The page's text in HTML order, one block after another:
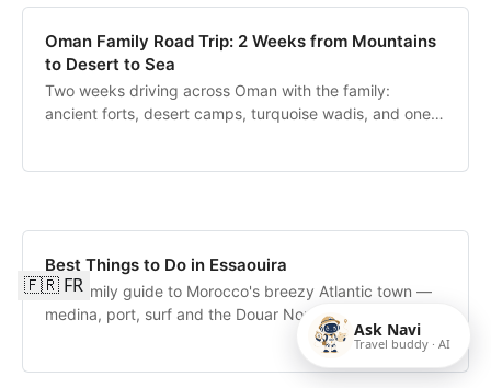
Oman Family Road Trip: 2 Weeks from Mountains
to Desert to Sea
Two weeks driving across Oman with the family:
ancient forts, desert camps, turquoise wadis, and one
Best Things to Do in Essaouira
Our family guide to Morocco's breezy Atlantic town —
medina, port, surf and the Douar Noujoum yoga retreat.
Ask Navi
Travel buddy · AI
🇫🇷 FR